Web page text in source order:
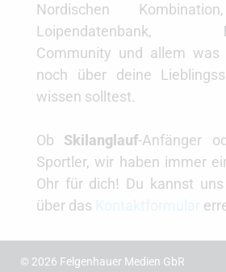
Nordischen
Loipendatenbank,
Community und allem was
noch über deine
wissen solltest.
Ob Skilanglauf-Anfänger
Sportler, wir haben immer
Ohr für dich! Du kannst
über das
© 2026 Felgenhauer Medien GbR